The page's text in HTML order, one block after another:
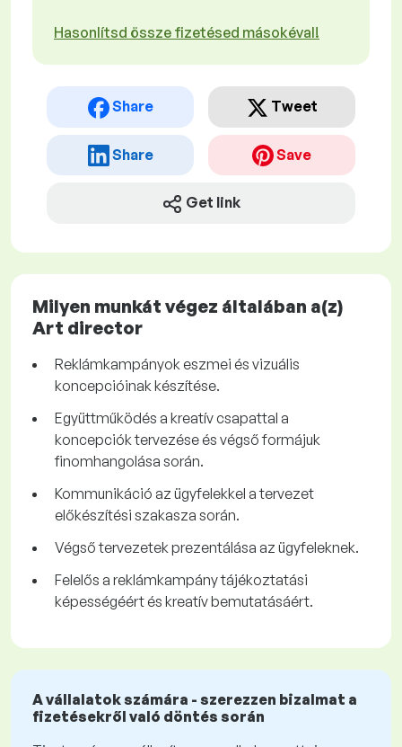
Hasonlítsd össze fizetésed másokéval!
Share Tweet
Share Save
Get link
Milyen munkát végez általában a(z)
Art director
Reklámkampányok eszmei és vizuális
koncepcióinak készítése.
Együttműködés a kreatív csapattal a
koncepciók tervezése és végső formájuk
finomhangolása során.
Kommunikáció az ügyfelekkel a tervezet
előkészítési szakasza során.
Végső tervezetek prezentálása az ügyfeleknek.
Felelős a reklámkampány tájékoztatási
képességéért és kreatív bemutatásáért.
A vállalatok számára - szerezzen bizalmat a
fizetésekről való döntés során